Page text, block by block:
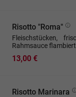
Risotto "Roma"
Fleischstücken,
Rahmsauce flambiert
13,00 €
Risotto Marinara